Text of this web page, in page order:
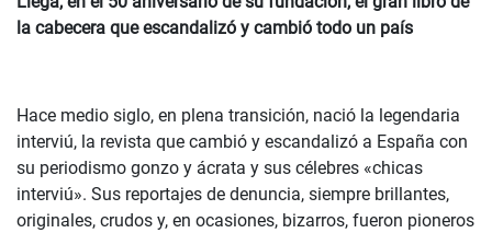
la cabecera que escandalizó y cambió todo un país
Hace medio siglo, en plena transición, nació la legendaria
interviú, la revista que cambió y escandalizó a España con
su periodismo gonzo y ácrata y sus célebres «chicas
interviú». Sus reportajes de denuncia, siempre brillantes,
originales, crudos y, en ocasiones, bizarros, fueron pioneros